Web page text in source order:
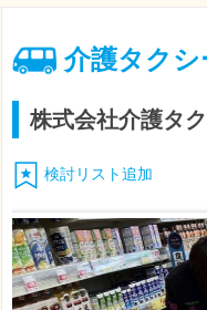
介護タクシ
株式会社介護タ
検討リスト追加